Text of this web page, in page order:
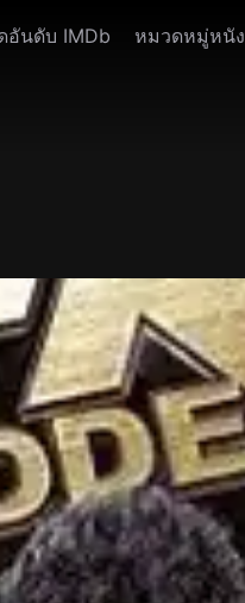
อันดับ IMDb
หมวดหมู่หนัง